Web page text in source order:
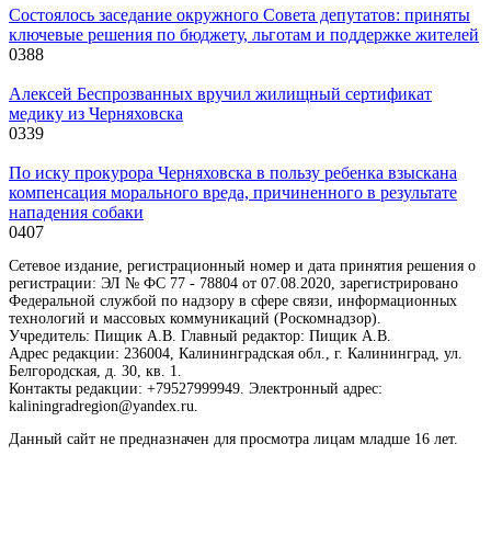
Состоялось заседание окружного Совета депутатов: приняты
ключевые решения по бюджету, льготам и поддержке жителей
0388
Алексей Беспрозванных вручил жилищный сертификат
медику из Черняховска
0339
По иску прокурора Черняховска в пользу ребенка взыскана
компенсация морального вреда, причиненного в результате
нападения собаки
0407
Сетевое издание, регистрационный номер и дата принятия решения о
регистрации: ЭЛ № ФС 77 - 78804 от 07.08.2020, зарегистрировано
Федеральной службой по надзору в сфере связи, информационных
технологий и массовых коммуникаций (Роскомнадзор).
Учредитель: Пищик А.В. Главный редактор: Пищик А.В.
Адрес редакции: 236004, Калининградская обл., г. Калининград, ул.
Белгородская, д. 30, кв. 1.
Контакты редакции: +79527999949. Электронный адрес:
kaliningradregion@yandex.ru.
Данный сайт не предназначен для просмотра лицам младше 16 лет.